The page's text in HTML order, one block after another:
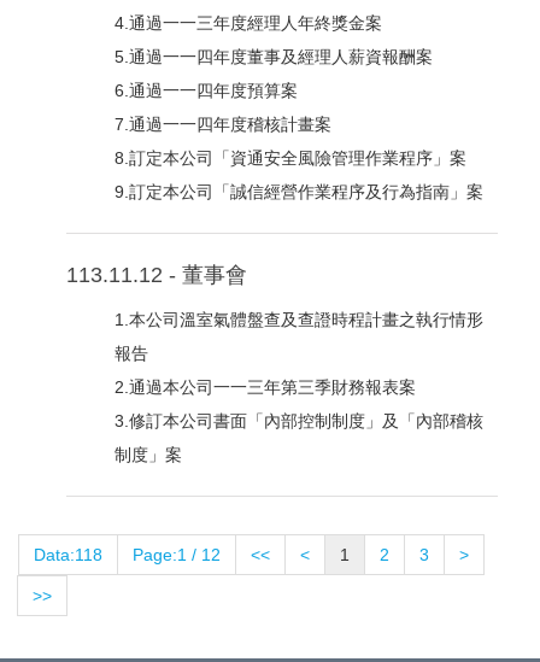
4.通過一一三年度經理人年終獎金案
5.通過一一四年度董事及經理人薪資報酬案
6.通過一一四年度預算案
7.通過一一四年度稽核計畫案
8.訂定本公司「資通安全風險管理作業程序」案
9.訂定本公司「誠信經營作業程序及行為指南」案
113.11.12 - 董事會
1.本公司溫室氣體盤查及查證時程計畫之執行情形
報告
2.通過本公司一一三年第三季財務報表案
3.修訂本公司書面「內部控制制度」及「內部稽核
制度」案
Data:118 Page:1 / 12 << < 1 2 3 >
>>